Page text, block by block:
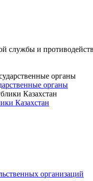
службы и
органы
Казахстан
организаций